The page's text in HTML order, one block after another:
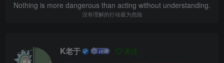
Nothing is more dangerous than acting without understanding.
没有理解的行动最为危险
K老于 关注